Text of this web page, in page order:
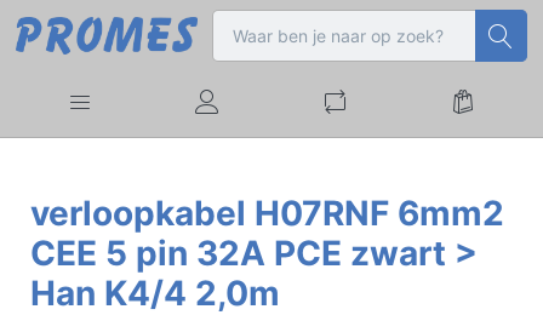
verloopkabel H07RNF 6mm2
CEE 5 pin 32A PCE zwart >
Han K4/4 2,0m